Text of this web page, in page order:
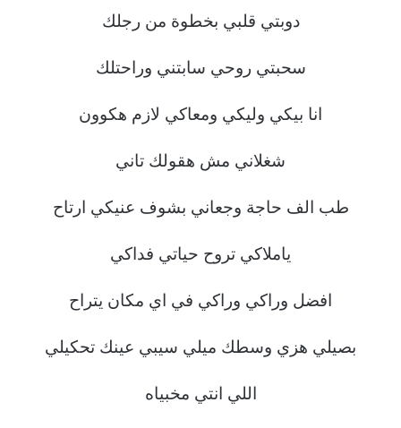
دوبتي قلبي بخطوة من رجلك
سحبتي روحي سابتني وراحتلك
انا بيكي وليكي ومعاكي لازم هكوون
شغلاني مش هقولك تاني
طب الف حاجة وجعاني بشوف عنيكي ارتاح
ياملاكي تروح حياتي فداكي
افضل وراكي وراكي في اي مكان يتراح
بصيلي هزي وسطك ميلي سيبي عينك تحكيلي
اللي انتي مخبياه